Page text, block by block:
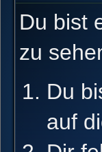
Du bist
zu
Du
auf